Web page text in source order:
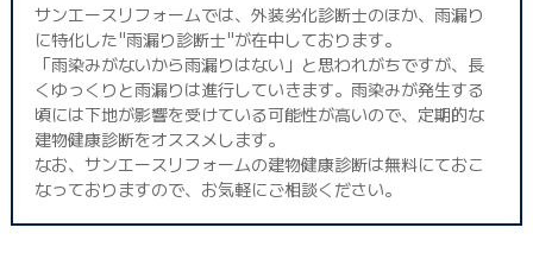
サンエースリフォームでは、外装劣化診断士のほか、雨漏り
に特化した"雨漏り診断士"が在中しております。
「雨染みがないから雨漏りはない」と思われがちですが、長
くゆっくりと雨漏りは進行していきます。雨染みが発生する
頃には下地が影響を受けている可能性が高いので、定期的な
建物健康診断をオススメします。
なお、サンエースリフォームの建物健康診断は無料にておこ
なっておりますので、お気軽にご相談ください。